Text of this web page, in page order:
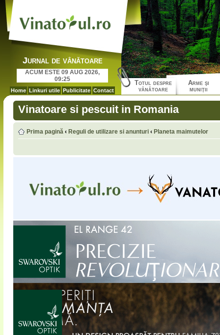
Jurnal de vânătoare
ACUM ESTE 09 AUG 2026,
09:25
Home Linkuri utile Publicitate Contact
Totul despre
vânătoare
Arme şi
muniţii
Vinatoare si pescuit in Romania
Prima pagină ‹ Reguli de utilizare si anunturi ‹ Planeta maimutelor